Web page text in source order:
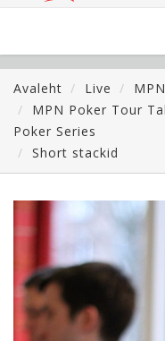
Avaleht
Live
MPN Poker Tour
Poker Series
Short stackid